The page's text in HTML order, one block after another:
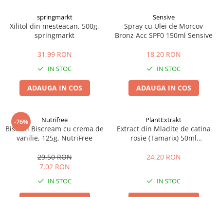
springmarkt
Xilitol din mesteacan, 500g,
springmarkt
31,99 RON
IN STOC
ADAUGA IN COS
Sensive
Spray cu Ulei de Morcov
Bronz Acc SPF0 150ml Sensive
18,20 RON
IN STOC
ADAUGA IN COS
-76% Nutrifree
Biscuiti Biscream cu crema de
vanilie, 125g, NutriFree
29,50 RON
7,02 RON
IN STOC
PlantExtrakt
Extract din Mladite de catina
rosie (Tamarix) 50ml
24,20 RON
IN STOC